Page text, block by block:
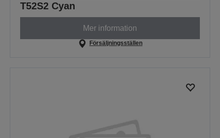
T52S2 Cyan
Mer information
Försäljningsställen